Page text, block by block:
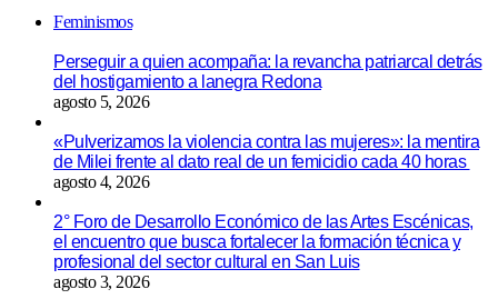
Feminismos
Perseguir a quien acompaña: la revancha patriarcal detrás
del hostigamiento a lanegra Redona
agosto 5, 2026
«Pulverizamos la violencia contra las mujeres»: la mentira
de Milei frente al dato real de un femicidio cada 40 horas
agosto 4, 2026
2° Foro de Desarrollo Económico de las Artes Escénicas,
el encuentro que busca fortalecer la formación técnica y
profesional del sector cultural en San Luis
agosto 3, 2026